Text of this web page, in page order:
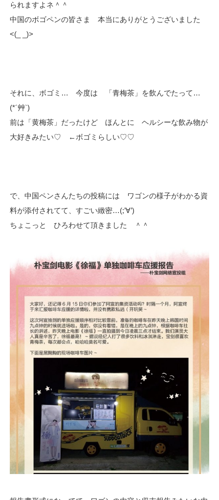
られますよネ＾＾
中国のボゴペンの皆さま 本当にありがとうございました
<(_ _)>
それに、ボゴミ… 今度は 「青梅茶」を飲んでたって…
(*´艸`)
前は「黄梅茶」だったけど ほんとに ヘルシーな飲み物が
大好きみたい♡ ←ボゴミらしい♡♡
で、中国ペンさんたちの投稿には ワゴンの様子がわかる資
料が添付されてて、すごい緻密…(;’∀’)
ちょこっと ひろわせて頂きました ＾＾